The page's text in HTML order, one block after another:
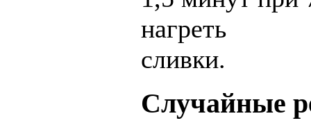
нагреть
сливки.
Случайные